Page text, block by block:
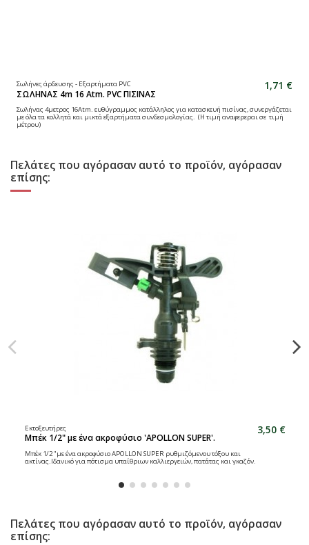
Σωλήνες άρδευσης - Εξαρτήματα PVC
ΣΩΛΗΝΑΣ 4m 16 Atm. PVC ΠΙΣΙΝΑΣ
1,71 €
Σωλήνας 4μετρος 16Atm. ευθύγραμμος κατάλληλος για κατασκευή πισίνας, συνεργάζεται
με όλα τα κολλητά και μικτά εξαρτήματα συνδεσμολογίας. (Η τιμή αναφερεραι σε τιμή
μέτρου)
Πελάτες που αγόρασαν αυτό το προϊόν, αγόρασαν
επίσης:
Εκτοξευτήρες
Μπέκ 1/2" με ένα ακροφύσιο 'APOLLON SUPER'.
3,50 €
Μπέκ 1/2 "με ένα ακροφύσιο APOLLON SUPER ρυθμιζόμενου τόξου και
ακτίνας.Ιδανικό για πότισμα υπαίθριων καλλιεργειών, πατάτας και γκαζόν.
Πελάτες που αγόρασαν αυτό το προϊόν, αγόρασαν
επίσης: